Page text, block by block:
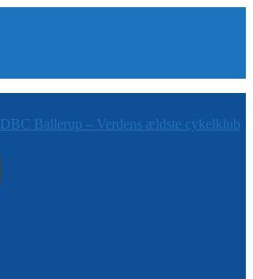
DBC Ballerup – Verdens ældste cykelklub